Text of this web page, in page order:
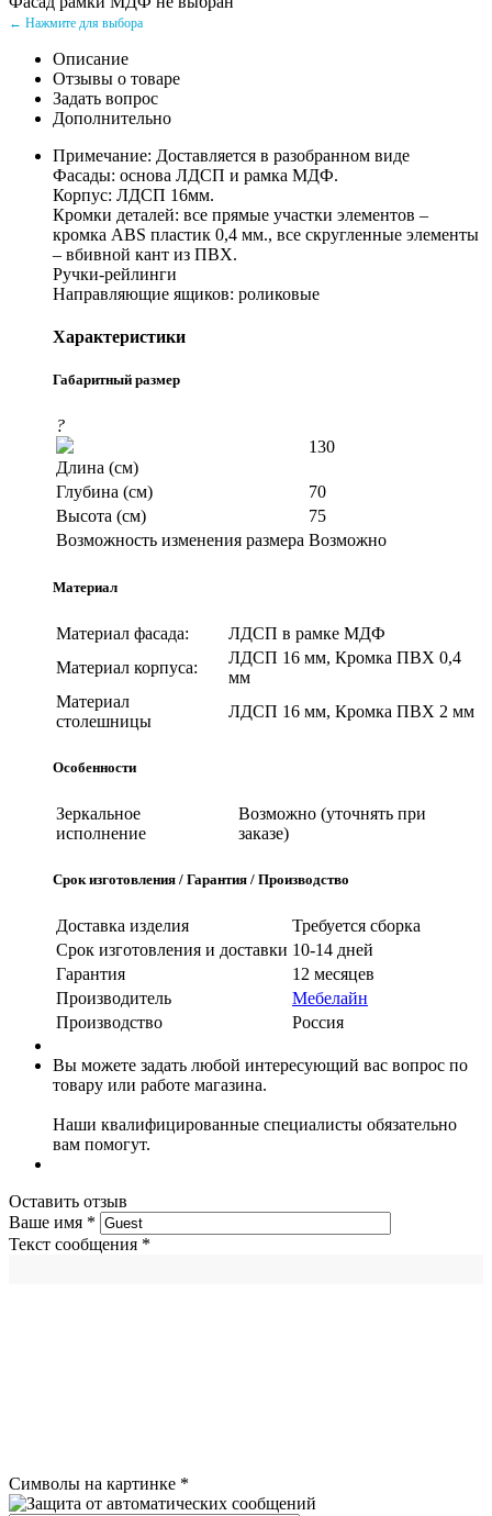
← Нажмите для выбора
Описание
Отзывы о товаре
Задать вопрос
Дополнительно
Примечание: Доставляется в разобранном виде
Фасады: основа ЛДСП и рамка МДФ.
Корпус: ЛДСП 16мм.
Кромки деталей: все прямые участки элементов –
кромка ABS пластик 0,4 мм., все скругленные элементы
– вбивной кант из ПВХ.
Ручки-рейлинги
Направляющие ящиков: роликовые
Характеристики
Габаритный размер
?
Длина (см)
130
Глубина (см)
70
Высота (см)
75
Возможность изменения размера Возможно
Материал
Материал фасада:
ЛДСП в рамке МДФ
Материал корпуса:
ЛДСП 16 мм, Кромка ПВХ 0,4
мм
Материал
столешницы
ЛДСП 16 мм, Кромка ПВХ 2 мм
Особенности
Зеркальное
исполнение
Возможно (уточнять при
заказе)
Срок изготовления / Гарантия / Производство
Доставка изделия
Требуется сборка
Срок изготовления и доставки 10-14 дней
Гарантия
12 месяцев
Производитель
Мебелайн
Производство
Россия
Вы можете задать любой интересующий вас вопрос по
товару или работе магазина.
Наши квалифицированные специалисты обязательно
вам помогут.
Оставить отзыв
Ваше имя *
Текст сообщения *
Символы на картинке *